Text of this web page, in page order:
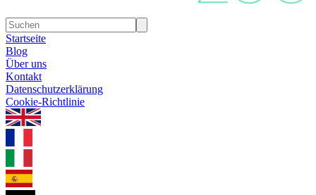
Startseite
Blog
Über uns
Kontakt
Datenschutzerklärung
Cookie-Richtlinie